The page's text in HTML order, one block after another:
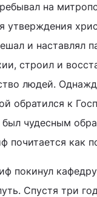
на
утверждения
и наставлял
строил и
людей.
обратился к
чудесным
почитается как
покинул
Спустя три